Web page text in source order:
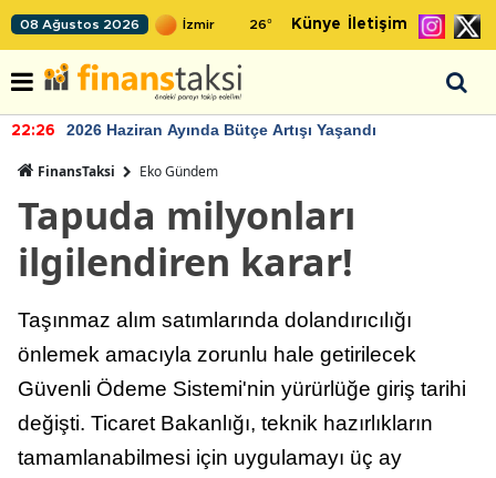
08 Ağustos 2026 26° Künye İletişim
22:26 2026 Haziran Ayında Bütçe Artışı Yaşandı
FinansTaksi Eko Gündem
Tapuda milyonları
ilgilendiren karar!
Taşınmaz alım satımlarında dolandırıcılığı
önlemek amacıyla zorunlu hale getirilecek
Güvenli Ödeme Sistemi'nin yürürlüğe giriş tarihi
değişti. Ticaret Bakanlığı, teknik hazırlıkların
tamamlanabilmesi için uygulamayı üç ay